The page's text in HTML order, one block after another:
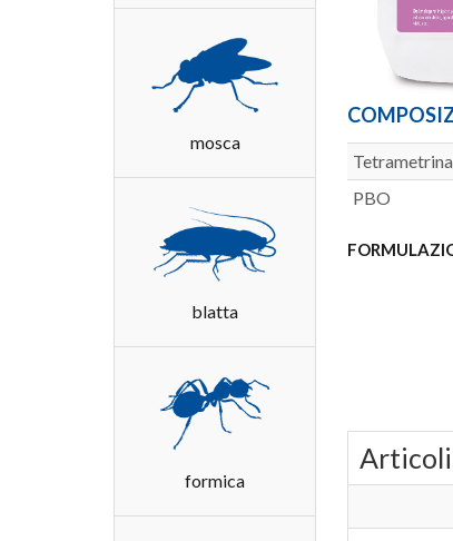
mosca
blatta
formica
PBO